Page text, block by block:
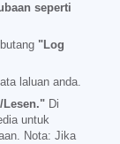
seperti
"Log
laluan anda.
Lesen." Di
untuk
Nota: Jika